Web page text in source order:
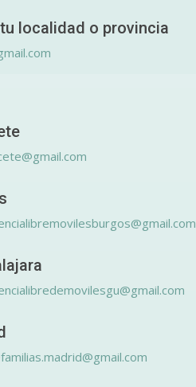
localidad o provincia